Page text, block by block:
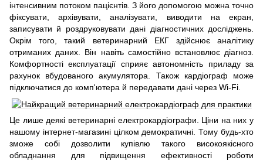
інтенсивним потоком пацієнтів. З його допомогою можна точно
фіксувати, архівувати, аналізувати, виводити на екран,
записувати й роздруковувати дані діагностичних досліджень.
Окрім того, такий ветеринарний ЕКГ здійснює аналітику
отриманих даних. Він навіть самостійно встановлює діагноз.
Комфортності експлуатації сприяє автономність приладу за
рахунок вбудованого акумулятора. Також кардіограф може
підключатися до комп'ютера й передавати дані через Wi-Fi.
Це лише деякі ветеринарні електрокардіографи. Ціни на них у
нашому інтернет-магазині цілком демократичні. Тому будь-хто
зможе собі дозволити купівлю такого високоякісного
обладнання для підвищення ефективності роботи